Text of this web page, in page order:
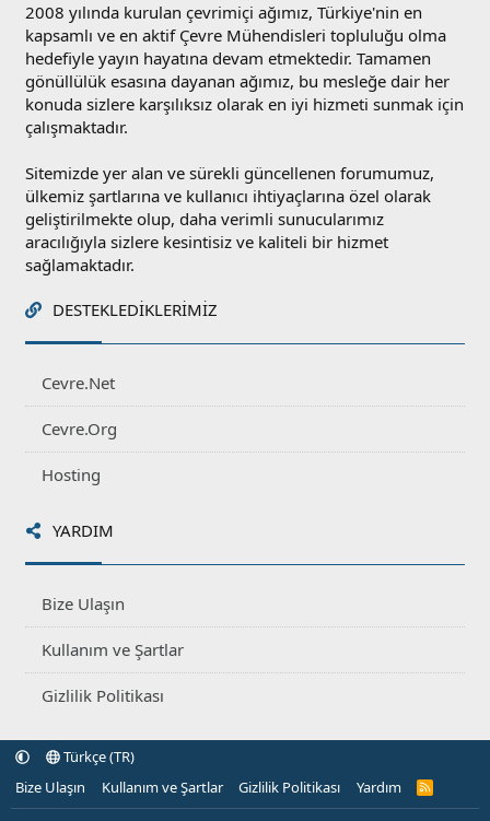
2008 yılında kurulan çevrimiçi ağımız, Türkiye'nin en
kapsamlı ve en aktif Çevre Mühendisleri topluluğu olma
hedefiyle yayın hayatına devam etmektedir. Tamamen
gönüllülük esasına dayanan ağımız, bu mesleğe dair her
konuda sizlere karşılıksız olarak en iyi hizmeti sunmak için
çalışmaktadır.
Sitemizde yer alan ve sürekli güncellenen forumumuz,
ülkemiz şartlarına ve kullanıcı ihtiyaçlarına özel olarak
geliştirilmekte olup, daha verimli sunucularımız
aracılığıyla sizlere kesintisiz ve kaliteli bir hizmet
sağlamaktadır.
DESTEKLEDIKLERIMIZ
Cevre.Net
Cevre.Org
Hosting
YARDIM
Bize Ulaşın
Kullanım ve Şartlar
Gizlilik Politikası
Türkçe (TR)
Bize Ulaşın
Kullanım ve Şartlar Gizlilik Politikası Yardım
R